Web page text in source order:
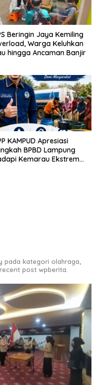
Beringin Jaya Kemiling
Warga Keluhkan
hingga Ancaman Banjir
KAMPUD Apresiasi
BPBD Lampung
Kemarau Ekstrem
pada kategori olahraga,
post wpberita.